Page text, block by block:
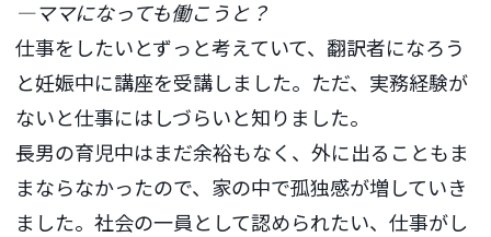
―ママになっても働こうと？
仕事をしたいとずっと考えていて、翻訳者になろう
と妊娠中に講座を受講しました。ただ、実務経験が
ないと仕事にはしづらいと知りました。
長男の育児中はまだ余裕もなく、外に出ることもま
まならなかったので、家の中で孤独感が増していき
ました。社会の一員として認められたい、仕事がし